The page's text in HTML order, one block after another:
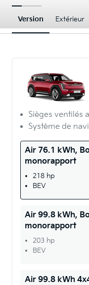
Version Extérieur
Sièges ventilés
Système de
Air 76.1 kWh,
monorapport
218 hp
BEV
Air 99.8 kWh,
monorapport
203 hp
BEV
Air 99.8 kWh